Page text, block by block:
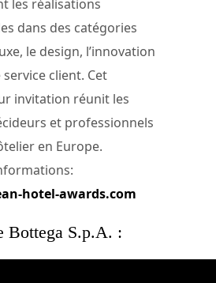
les réalisations
dans des catégories
le design, l’innovation
client. Cet
invitation réunit les
et professionnels
en Europe.
hotel-awards.com
Bottega S.p.A. :